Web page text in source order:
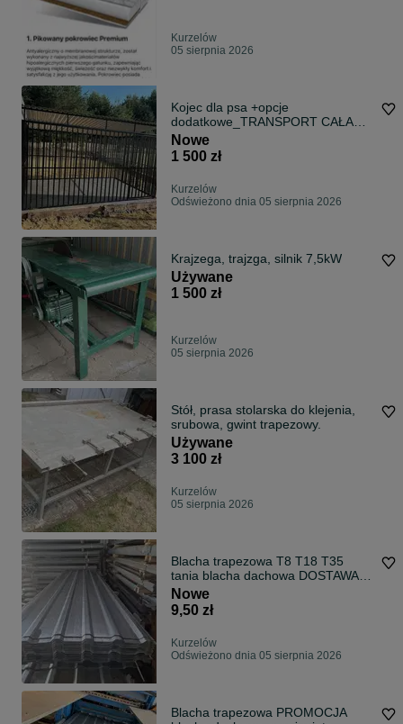
Kurzelów
05 sierpnia 2026
Kojec dla psa +opcje
dodatkowe_TRANSPORT CAŁA
POLSKA
Nowe
1 500 zł
Kurzelów
Odświeżono dnia 05 sierpnia 2026
Krajzega, trajzga, silnik 7,5kW
Używane
1 500 zł
Kurzelów
05 sierpnia 2026
Stół, prasa stolarska do klejenia,
srubowa, gwint trapezowy.
Używane
3 100 zł
Kurzelów
05 sierpnia 2026
Blacha trapezowa T8 T18 T35
tania blacha dachowa DOSTAWA
CAŁY KRAJ
Nowe
9,50 zł
Kurzelów
Odświeżono dnia 05 sierpnia 2026
Blacha trapezowa PROMOCJA